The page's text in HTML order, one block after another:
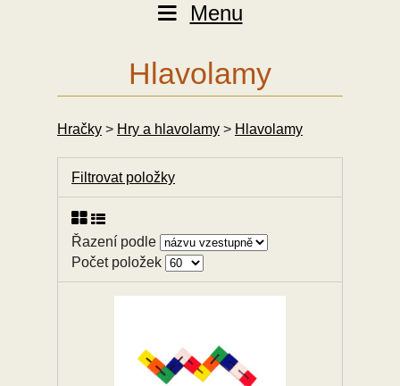
Menu
Hlavolamy
Hračky > Hry a hlavolamy > Hlavolamy
Filtrovat položky
Řazení podle
Počet položek